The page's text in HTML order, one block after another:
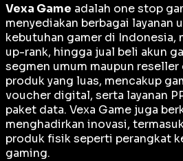
Vexa Game adalah one stop
menyediakan berbagai layanan
kebutuhan gamer di Indonesia,
up-rank, hingga jual beli akun
segmen umum maupun
produk yang luas, mencakup
voucher digital, serta layanan
paket data. Vexa Game juga
menghadirkan inovasi,
produk fisik seperti perangkat
gaming.